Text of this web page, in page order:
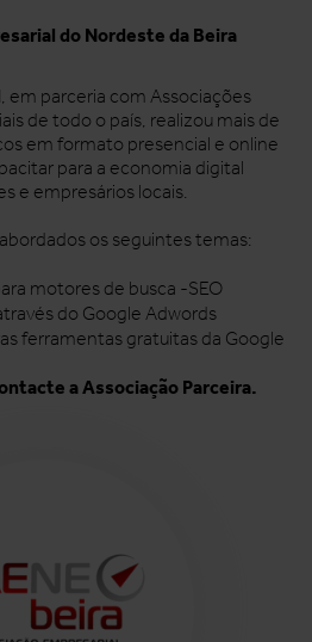
do Nordeste da Beira
, em parceria com Associações
de todo o país, realizou mais de
em formato presencial e online
para a economia digital
e empresários locais.
os seguintes temas:
motores de busca -SEO
do Google Adwords
ferramentas gratuitas da Google
a Associação Parceira.